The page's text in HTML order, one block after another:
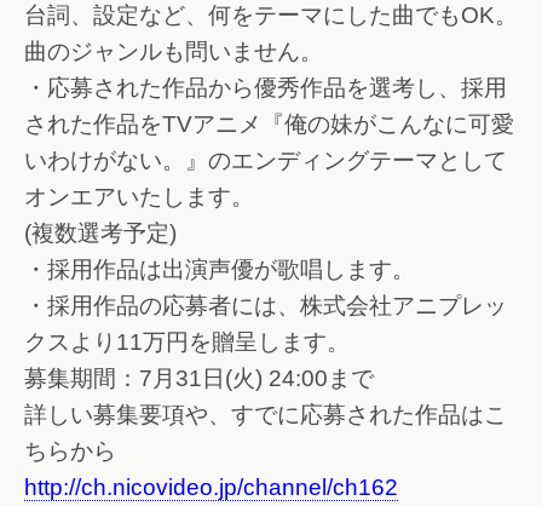
台詞、設定など、何をテーマにした曲でもOK。
曲のジャンルも問いません。
・応募された作品から優秀作品を選考し、採用
された作品をTVアニメ『俺の妹がこんなに可愛
いわけがない。』のエンディングテーマとして
オンエアいたします。
(複数選考予定)
・採用作品は出演声優が歌唱します。
・採用作品の応募者には、株式会社アニプレッ
クスより11万円を贈呈します。
募集期間：7月31日(火) 24:00まで
詳しい募集要項や、すでに応募された作品はこ
ちらから
http://ch.nicovideo.jp/channel/ch162